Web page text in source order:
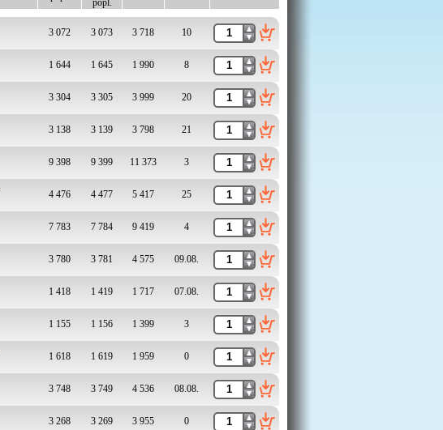
popl.
3 072 3 073 3 718 10
1 644 1 645 1 990 8
3 304 3 305 3 999 20
3 138 3 139 3 798 21
9 398 9 399 11 373 3
4 476 4 477 5 417 25
7 783 7 784 9 419 4
3 780 3 781 4 575 09.08.
1 418 1 419 1 717 07.08.
1 155 1 156 1 399 3
1 618 1 619 1 959 0
3 748 3 749 4 536 08.08.
3 268 3 269 3 955 0